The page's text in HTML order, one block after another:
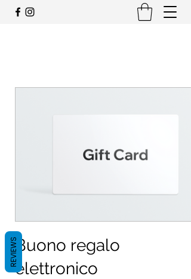
Buono regalo
elettronico
REVIEWS